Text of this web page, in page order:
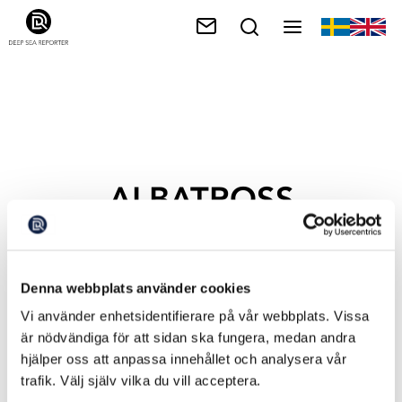
Denna webbplats använder cookies
Vi använder enhetsidentifierare på vår webbplats. Vissa
är nödvändiga för att sidan ska fungera, medan andra
hjälper oss att anpassa innehållet och analysera vår
trafik. Välj själv vilka du vill acceptera.
ALBATROSS